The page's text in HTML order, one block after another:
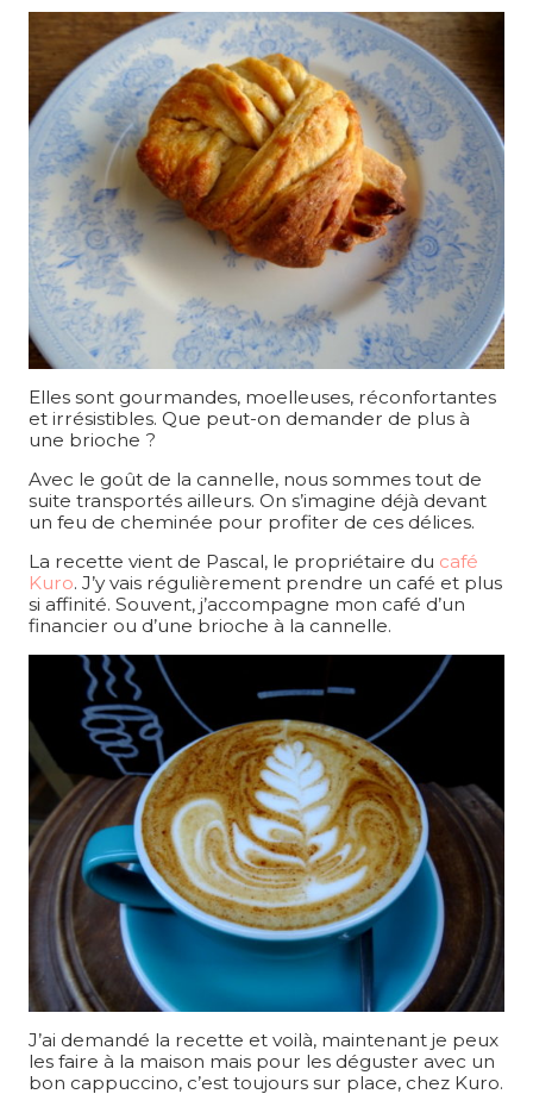
Elles sont gourmandes, moelleuses, réconfortantes
et irrésistibles. Que peut-on demander de plus à
une brioche ?
Avec le goût de la cannelle, nous sommes tout de
suite transportés ailleurs. On s’imagine déjà devant
un feu de cheminée pour profiter de ces délices.
La recette vient de Pascal, le propriétaire du café
Kuro. J’y vais régulièrement prendre un café et plus
si affinité. Souvent, j’accompagne mon café d’un
financier ou d’une brioche à la cannelle.
J’ai demandé la recette et voilà, maintenant je peux
les faire à la maison mais pour les déguster avec un
bon cappuccino, c’est toujours sur place, chez Kuro.